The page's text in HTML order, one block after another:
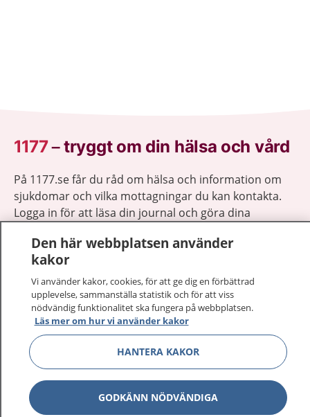
1177–tryggt om din hälsa och vård
På 1177.se får du råd om hälsa och information om
sjukdomar och vilka mottagningar du kan kontakta.
Logga in för att läsa din journal och göra dina
sjukvårdsrådgivning dygnet runt.
1177 ger dig råd när du vill må bättre.
1177 på flera språk Visa
Om 1177 Visa
Den här webbplatsen använder
kakor
Vi använder kakor, cookies, för att ge dig en förbättrad
upplevelse, sammanställa statistik och för att viss
nödvändig funktionalitet ska fungera på webbplatsen.
Läs mer om hur vi använder kakor
HANTERA KAKOR
GODKÄNN NÖDVÄNDIGA